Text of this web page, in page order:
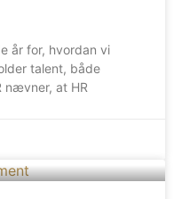
år for, hvordan vi
talent, både
nævner, at HR